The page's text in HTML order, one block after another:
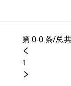
第 0-0 条/总
1